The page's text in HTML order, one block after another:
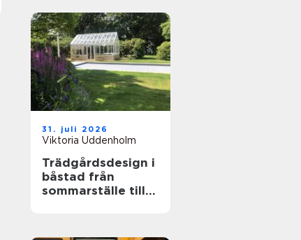
31. juli 2026
Viktoria Uddenholm
Trädgårdsdesign i
båstad från
sommarställe till